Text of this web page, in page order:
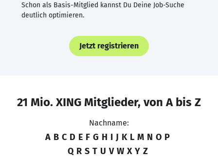
Schon als Basis-Mitglied kannst Du Deine Job-Suche
deutlich optimieren.
Jetzt registrieren
21 Mio. XING Mitglieder, von A bis Z
Nachname:
A B C D E F G H I J K L M N O P
Q R S T U V W X Y Z